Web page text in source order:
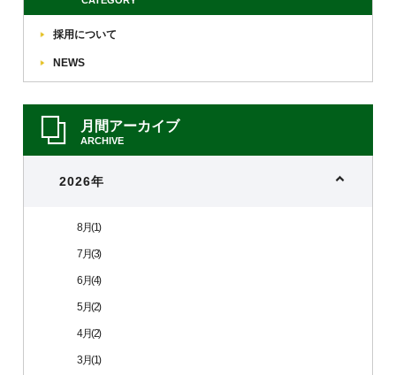
採用について
NEWS
月間アーカイブ
ARCHIVE
2026年
8月(1)
7月(3)
6月(4)
5月(2)
4月(2)
3月(1)